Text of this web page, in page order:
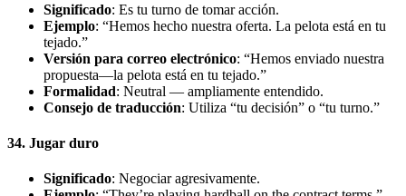
Significado: Es tu turno de tomar acción.
Ejemplo: “Hemos hecho nuestra oferta. La pelota está en tu
tejado.”
Versión para correo electrónico: “Hemos enviado nuestra
propuesta—la pelota está en tu tejado.”
Formalidad: Neutral — ampliamente entendido.
Consejo de traducción: Utiliza “tu decisión” o “tu turno.”
34. Jugar duro
Significado: Negociar agresivamente.